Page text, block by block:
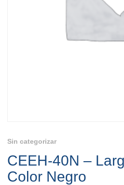
Sin categorizar
CEEH-40N –
Color Negro